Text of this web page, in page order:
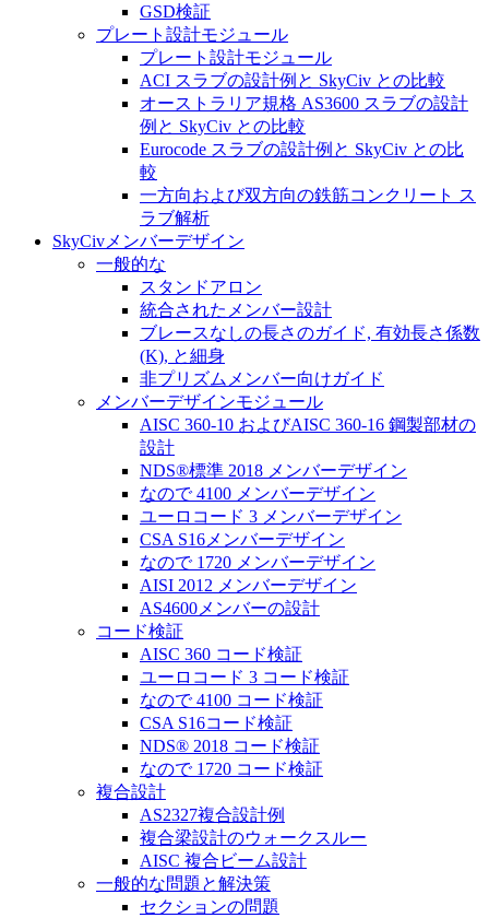
GSD検証
プレート設計モジュール
プレート設計モジュール
ACI スラブの設計例と SkyCiv との比較
オーストラリア規格 AS3600 スラブの設計
例と SkyCiv との比較
Eurocode スラブの設計例と SkyCiv との比
較
一方向および双方向の鉄筋コンクリート ス
ラブ解析
SkyCivメンバーデザイン
一般的な
スタンドアロン
統合されたメンバー設計
ブレースなしの長さのガイド, 有効長さ係数
(K), と細身
非プリズムメンバー向けガイド
メンバーデザインモジュール
AISC 360-10 およびAISC 360-16 鋼製部材の
設計
NDS®標準 2018 メンバーデザイン
なので 4100 メンバーデザイン
ユーロコード 3 メンバーデザイン
CSA S16メンバーデザイン
なので 1720 メンバーデザイン
AISI 2012 メンバーデザイン
AS4600メンバーの設計
コード検証
AISC 360 コード検証
ユーロコード 3 コード検証
なので 4100 コード検証
CSA S16コード検証
NDS® 2018 コード検証
なので 1720 コード検証
複合設計
AS2327複合設計例
複合梁設計のウォークスルー
AISC 複合ビーム設計
一般的な問題と解決策
セクションの問題